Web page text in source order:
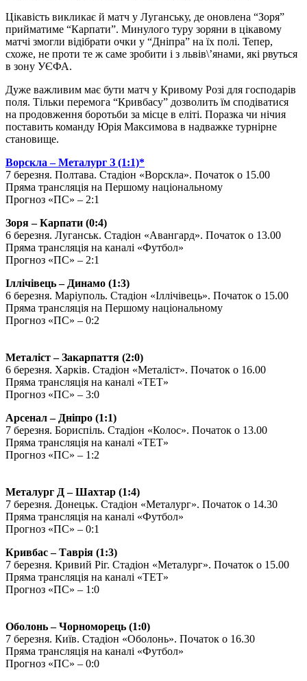
Цікавість викликає й матч у Луганську, де оновлена “Зоря”
прийматиме “Карпати”. Минулого туру зоряни в цікавому
матчі змогли відібрати очки у “Дніпра” на їх полі. Тепер,
схоже, не проти те ж саме зробити і з львів\’янами, які рвуться
в зону УЄФА.
Дуже важливим має бути матч у Кривому Розі для господарів
поля. Тільки перемога “Кривбасу” дозволить їм сподіватися
на продовження боротьби за місце в еліті. Поразка чи нічия
поставить команду Юрія Максимова в надважке турнірне
становище.
Ворскла – Металург З (1:1)*
7 березня. Полтава. Стадіон «Ворскла». Початок о 15.00
Пряма трансляція на Першому національному
Прогноз «ПС» – 2:1
Зоря – Карпати (0:4)
6 березня. Луганськ. Стадіон «Авангард». Початок о 13.00
Пряма трансляція на каналі «Футбол»
Прогноз «ПС» – 2:1
Іллічівець – Динамо (1:3)
6 березня. Маріуполь. Стадіон «Іллічівець». Початок о 15.00
Пряма трансляція на Першому національному
Прогноз «ПС» – 0:2
Металіст – Закарпаття (2:0)
6 березня. Харків. Стадіон «Металіст». Початок о 16.00
Пряма трансляція на каналі «ТЕТ»
Прогноз «ПС» – 3:0
Арсенал – Дніпро (1:1)
7 березня. Бориспіль. Стадіон «Колос». Початок о 13.00
Пряма трансляція на каналі «ТЕТ»
Прогноз «ПС» – 1:2
Металург Д – Шахтар (1:4)
7 березня. Донецьк. Стадіон «Металург». Початок о 14.30
Пряма трансляція на каналі «Футбол»
Прогноз «ПС» – 0:1
Кривбас – Таврія (1:3)
7 березня. Кривий Ріг. Стадіон «Металург». Початок о 15.00
Пряма трансляція на каналі «ТЕТ»
Прогноз «ПС» – 1:0
Оболонь – Чорноморець (1:0)
7 березня. Київ. Стадіон «Оболонь». Початок о 16.30
Пряма трансляція на каналі «Футбол»
Прогноз «ПС» – 0:0